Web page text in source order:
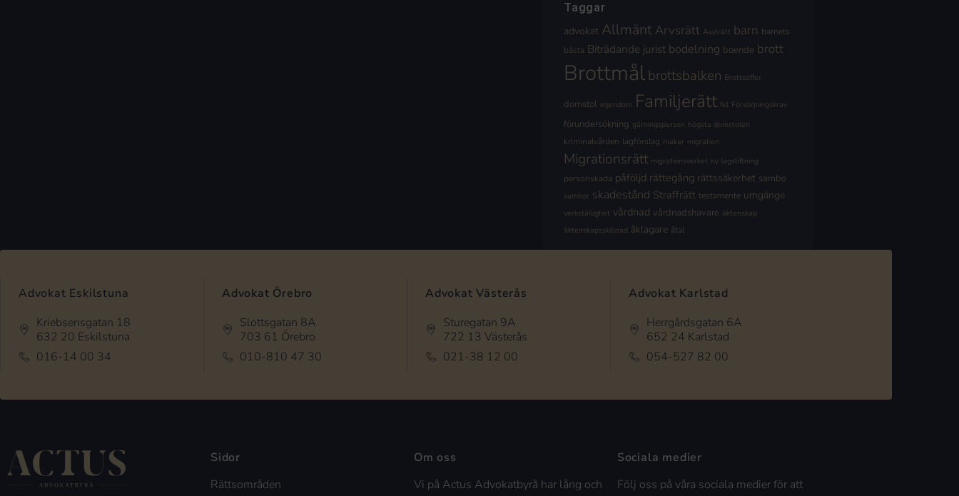
Taggar
advokat Allmänt Arvsrätt Asylrätt barn barnets
bästa Biträdande jurist bodelning boende brott
Brottmålbrottsbalken Brottsoffer
domstol egendom Familjerätt fel Försörjningskrav
förundersökning gärningsperson högsta domstolen
kriminalvården lagförslag makar migration
Migrationsrätt migrationsverket ny lagstiftning
personskada påföljd rättegång rättssäkerhet sambo
sambor skadestånd Straffrätt testamente umgänge
verkställighet vårdnad vårdnadshavare äktenskap
äktenskapsskillnad åklagare åtal
Advokat Eskilstuna
Kriebsensgatan 18
632 20 Eskilstuna
016-14 00 34
Advokat Örebro
Slottsgatan 8A
703 61 Örebro
010-810 47 30
Advokat Västerås
Sturegatan 9A
722 13 Västerås
021-38 12 00
Advokat Karlstad
Herrgårdsgatan 6A
652 24 Karlstad
054-527 82 00
Sidor
Rättsområden
Om oss
Vi på Actus Advokatbyrå har lång och
Sociala medier
Följ oss på våra sociala medier för att